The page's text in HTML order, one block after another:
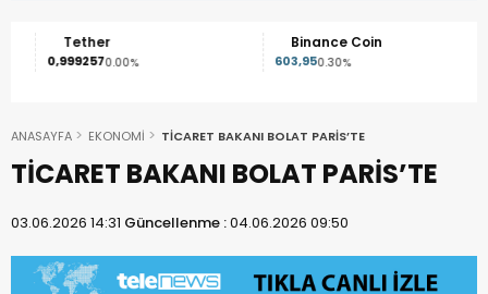
Tether
0,9992570.00%
Binance Coin
603,950.30%
ANASAYFA EKONOMİ TİCARET BAKANI BOLAT PARİS’TE
TİCARET BAKANI BOLAT PARİS’TE
03.06.2026 14:31 Güncellenme :04.06.2026 09:50